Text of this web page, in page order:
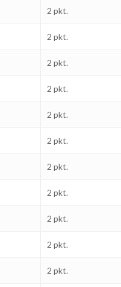
2 pkt.
2 pkt.
2 pkt.
2 pkt.
2 pkt.
2 pkt.
2 pkt.
2 pkt.
2 pkt.
2 pkt.
2 pkt.